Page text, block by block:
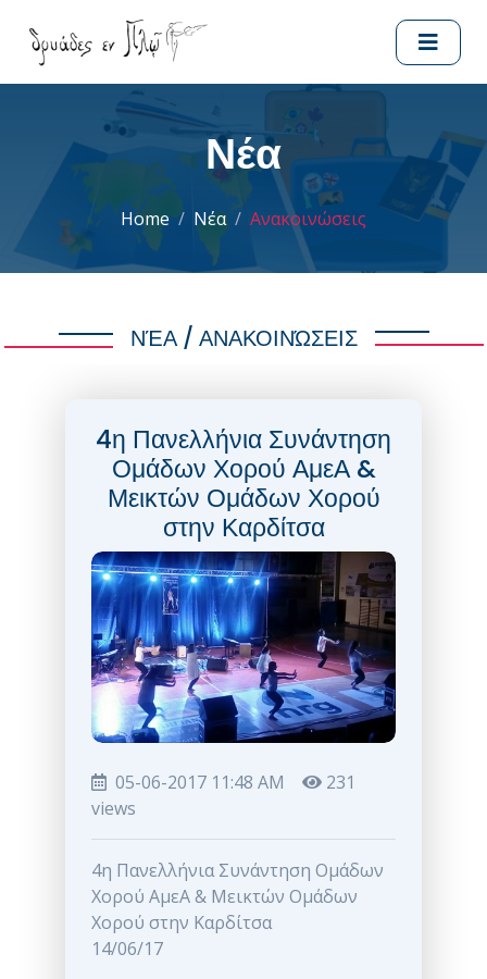
Νέα
Home Νέα Ανακοινώσεις
ΝΈΑ / ΑΝΑΚΟΙΝΏΣΕΙΣ
4η Πανελλήνια Συνάντηση
Ομάδων Χορού ΑμεΑ &
Μεικτών Ομάδων Χορού
στην Καρδίτσα
05-06-2017 11:48 AM
231
views
4η Πανελλήνια Συνάντηση Ομάδων
Χορού ΑμεΑ & Μεικτών Ομάδων
Χορού στην Καρδίτσα
14/06/17